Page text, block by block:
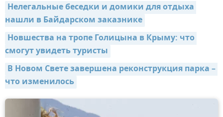
Нелегальные беседки и домики для отдыха
нашли в Байдарском заказнике
Новшества на тропе Голицына в Крыму: что
смогут увидеть туристы
В Новом Свете завершена реконструкция парка –
что изменилось